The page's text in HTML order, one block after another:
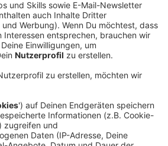
Jules Buckley, Guy Chambers
orchestriert und in den
renommierten Metropole
"XXV" enthält dabei eine
Nach dem Erfolg mit Take
1997, vor 25 Jahren, seine
Veröffentlichung seines
A Lens" und wurde schnell für
Songs, Liveshows und
die ihm überall auf der Welt